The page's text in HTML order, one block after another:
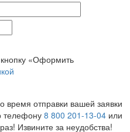
«Оформить
время отправки вашей заявки
телефону 8 800 201-13-04 или
Извините за неудобства!